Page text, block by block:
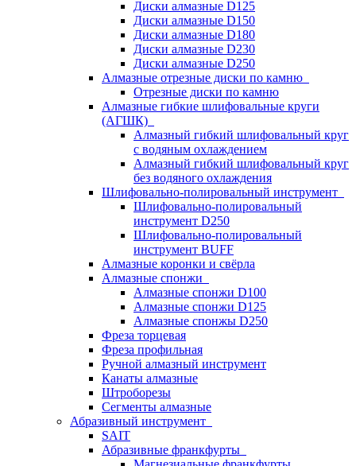
Диски алмазные D125
Диски алмазные D150
Диски алмазные D180
Диски алмазные D230
Диски алмазные D250
Алмазные отрезные диски по камню
Отрезные диски по камню
Алмазные гибкие шлифовальные круги
(АГШК)
Алмазный гибкий шлифовальный круг
с водяным охлаждением
Алмазный гибкий шлифовальный круг
без водяного охлаждения
Шлифовально-полировальный инструмент
Шлифовально-полировальный
инструмент D250
Шлифовально-полировальный
инструмент BUFF
Алмазные коронки и свёрла
Алмазные спонжи
Алмазные спонжи D100
Алмазные спонжи D125
Алмазные спонжы D250
Фреза торцевая
Фреза профильная
Ручной алмазный инструмент
Канаты алмазные
Штроборезы
Сегменты алмазные
Абразивный инструмент
SAIT
Абразивные франкфурты